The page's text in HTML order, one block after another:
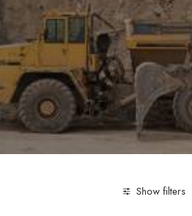
Show filters